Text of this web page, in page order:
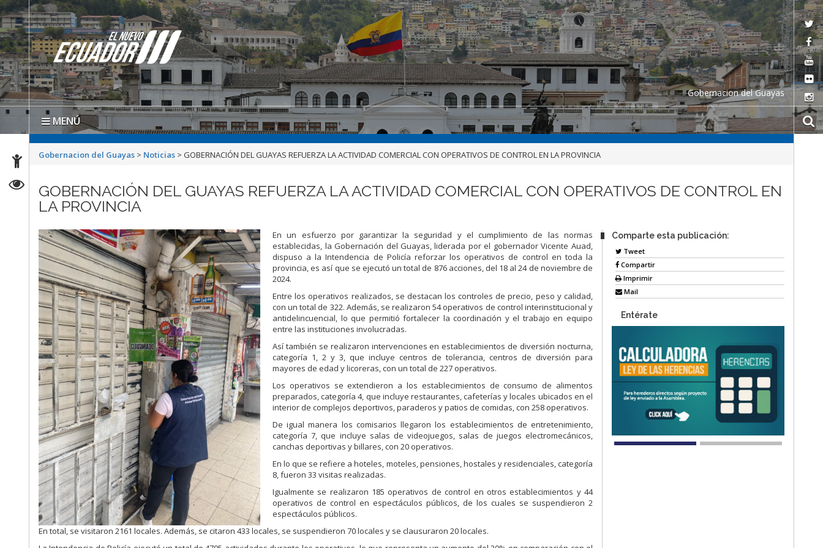
Gobernacion del Guayas
MENÚ
Gobernacion del Guayas > Noticias > GOBERNACIÓN DEL GUAYAS REFUERZA LA ACTIVIDAD COMERCIAL CON OPERATIVOS DE CONTROL EN LA PROVINCIA
GOBERNACIÓN DEL GUAYAS REFUERZA LA ACTIVIDAD COMERCIAL CON OPERATIVOS DE CONTROL EN
LA PROVINCIA
En un esfuerzo por garantizar la seguridad y el cumplimiento de las normas
establecidas, la Gobernación del Guayas, liderada por el gobernador Vicente Auad,
dispuso a la Intendencia de Policía reforzar los operativos de control en toda la
provincia, es así que se ejecutó un total de 876 acciones, del 18 al 24 de noviembre de
2024.
Entre los operativos realizados, se destacan los controles de precio, peso y calidad,
con un total de 322. Además, se realizaron 54 operativos de control interinstitucional y
antidelincuencial, lo que permitió fortalecer la coordinación y el trabajo en equipo
entre las instituciones involucradas.
Así también se realizaron intervenciones en establecimientos de diversión nocturna,
categoría 1, 2 y 3, que incluye centros de tolerancia, centros de diversión para
mayores de edad y licoreras, con un total de 227 operativos.
Los operativos se extendieron a los establecimientos de consumo de alimentos
preparados, categoría 4, que incluye restaurantes, cafeterías y locales ubicados en el
interior de complejos deportivos, paraderos y patios de comidas, con 258 operativos.
De igual manera los comisarios llegaron los establecimientos de entretenimiento,
categoría 7, que incluye salas de videojuegos, salas de juegos electromecánicos,
canchas deportivas y billares, con 20 operativos.
En lo que se refiere a hoteles, moteles, pensiones, hostales y residenciales, categoría
8, fueron 33 visitas realizadas.
Igualmente se realizaron 185 operativos de control en otros establecimientos y 44
operativos de control en espectáculos públicos, de los cuales se suspendieron 2
espectáculos públicos.
En total, se visitaron 2161 locales. Además, se citaron 433 locales, se suspendieron 70 locales y se clausuraron 20 locales.
Comparte esta publicación:
Tweet
Compartir
Imprimir
Mail
Entérate